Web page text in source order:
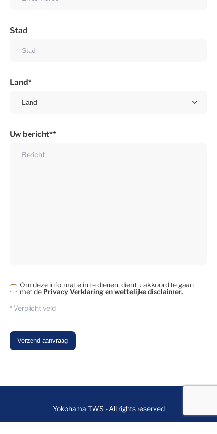
Stad
Land
Uw bericht*
Om deze informatie in te dienen, dient u akkoord te gaan
met de Privacy Verklaring en wettelijke disclaimer.
* Verplicht veld
Yokohama TWS - All rights reserved